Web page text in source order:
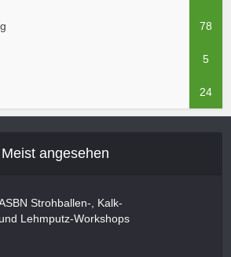
78
5
24
Meist angesehen
Strohballen-, Kalk-
und Lehmputz-Workshops